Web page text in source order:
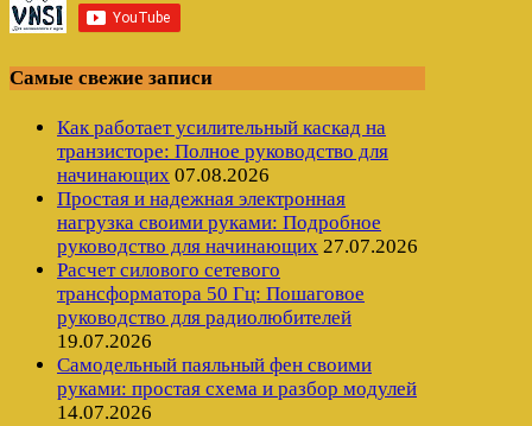
Самые свежие записи
Как работает усилительный каскад на
транзисторе: Полное руководство для
начинающих 07.08.2026
Простая и надежная электронная
нагрузка своими руками: Подробное
руководство для начинающих 27.07.2026
Расчет силового сетевого
трансформатора 50 Гц: Пошаговое
руководство для радиолюбителей
19.07.2026
Самодельный паяльный фен своими
руками: простая схема и разбор модулей
14.07.2026